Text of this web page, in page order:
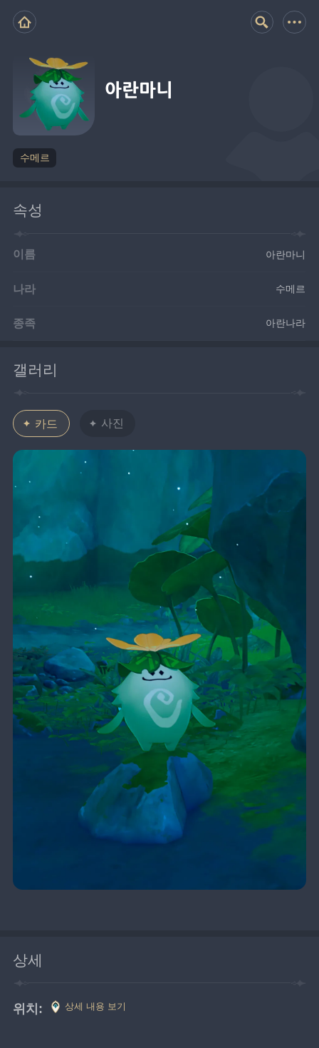
아란마니
수메르
속성
이름 아란마니
나라 수메르
종족 아란나라
갤러리
카드 사진
상세
위치: 상세 내용 보기